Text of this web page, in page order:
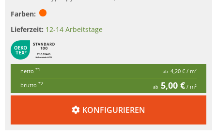
Farben:
Lieferzeit: 12-14 Arbeitstage
netto *1 ab 4,20 € / m²
brutto *2
ab 5,00 € / m²
KONFIGURIEREN